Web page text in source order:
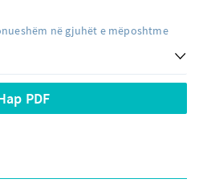
në gjuhët e mëposhtme
PDF